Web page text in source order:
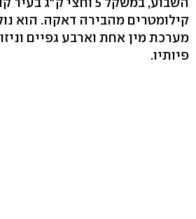
קילומטרים מהבירה דאקה. הוא
מערכת מין אחת וארבע גפיים
פיותיו.